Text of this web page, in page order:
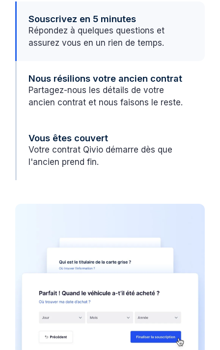
Souscrivez en 5 minutes
Répondez à quelques questions et
assurez vous en un rien de temps.
Nous résilions votre ancien contrat
Partagez-nous les détails de votre
ancien contrat et nous faisons le reste.
Vous êtes couvert
Votre contrat Qivio démarre dès que
l'ancien prend fin.